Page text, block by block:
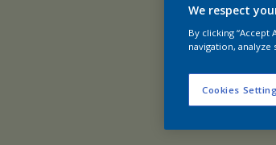
We respect
By clicking
navigation, analyze
Cookies